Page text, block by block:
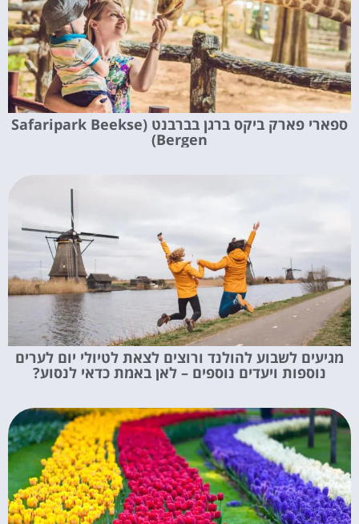
ספארי פארק ביקס ברגן בברבנט (Safaripark Beekse
Bergen)
מגיעים לשבוע להולנד ורוצים לצאת לטיולי יום לערים
נוספות ויעדים נוספים – לאן באמת כדאי לנסוע?